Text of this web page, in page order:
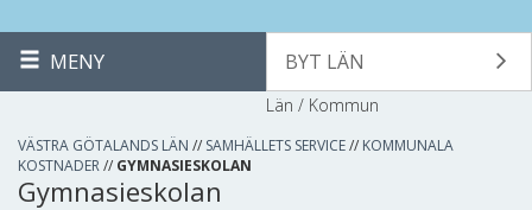
MENY BYT LÄN
Län / Kommun
VÄSTRA GÖTALANDS LÄN // SAMHÄLLETS SERVICE// KOMMUNALA
KOSTNADER// GYMNASIESKOLAN
Gymnasieskolan